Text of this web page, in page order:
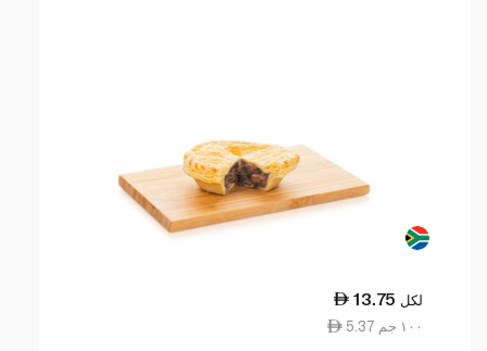
13.75 لكل
5.37 ١٠٠ جم